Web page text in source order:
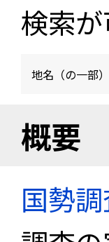
検索が
地名（の一部
概要
国勢